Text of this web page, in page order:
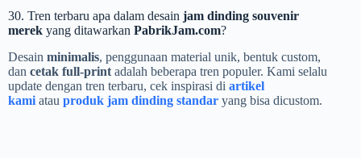
30. Tren terbaru apa dalam desain jam dinding souvenir
merek yang ditawarkan PabrikJam.com?
Desain minimalis, penggunaan material unik, bentuk custom,
dan cetak full-print adalah beberapa tren populer. Kami selalu
update dengan tren terbaru, cek inspirasi di artikel
kami atau produk jam dinding standar yang bisa dicustom.